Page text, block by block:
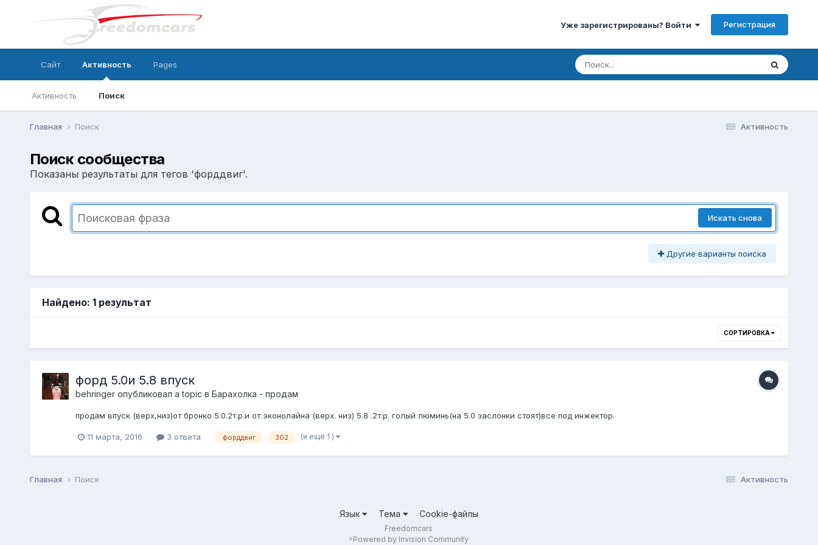
Уже зарегистрированы? Войти Регистрация
Сайт Активность
Активность Поиск
Pages
Активность
Главная Поиск
Поиск сообщества
Показаны результаты для тегов 'форддвиг'.
Искать снова
Другие варианты поиска
Найдено: 1 результат
СОРТИРОВКА
форд 5.0и 5.8 впуск
behringerопубликовал a topic в Барахолка - продам
продам впуск (верх,низ)от бронко 5.0.2т.р.и от эконолайна (верх. низ) 5.8 .2т.р. голый люминь(на 5.0 заслонки стоят)все под инжектор.
11 марта, 2016 3 ответа форддвиг 302 (и ещё 1 )
Активность
Главная Поиск
Язык Тема Cookie-файлы
Freedomcars
=Powered by Invision Community